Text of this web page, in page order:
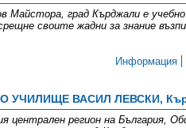
град Кърджали е учебно
своите жадни за знание
Информация
УЧИЛИЩЕ ВАСИЛ ЛЕВСКИ,
централен регион на България,